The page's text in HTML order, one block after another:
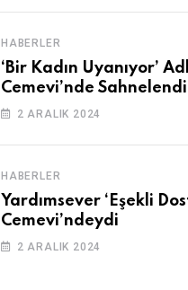
HABERLER
‘Bir Kadın Uyanıyor’
Cemevi’nde Sahnelendi
2 ARALIK 2024
HABERLER
Yardımsever ‘Eşekli
Cemevi’ndeydi
2 ARALIK 2024